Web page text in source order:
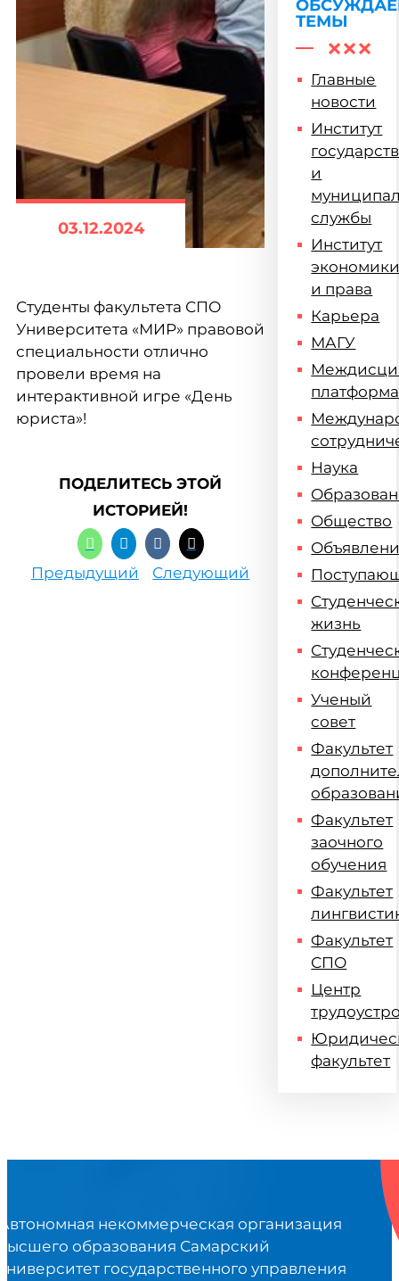
03.12.2024
Студенты факультета СПО
Университета «МИР» правовой
специальности отлично
провели время на
интерактивной игре «День
юриста»!
ПОДЕЛИТЕСЬ ЭТОЙ
ИСТОРИЕЙ!
Предыдущий Следующий
ТЕМЫ
Главные
новости
Институт
и
службы
Институт
и права
Карьера
МАГУ
платформа
Наука
Общество
жизнь
Ученый
совет
Факультет
Факультет
заочного
обучения
Факультет
Факультет
СПО
Центр
факультет
некоммерческая организация
образования Самарский
государственного управления